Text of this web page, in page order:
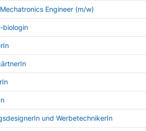
Engineer (m/w)
biologin
und WerbetechnikerIn